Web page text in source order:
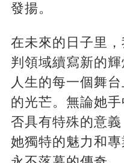
發揚​​。
在未來的日子里
判領域續寫新的
人生的每一個舞
的光芒。無論她
否具有特殊的意
她獨特的魅力和